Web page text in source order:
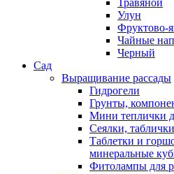
Травяной
Улун
Фруктово-
Чайные
Черный
Сад
Выращивание рассады
Гидрогели
Грунты,
Мини теплички
Сеялки,
Таблетки и
минеральные
Фитолампы для